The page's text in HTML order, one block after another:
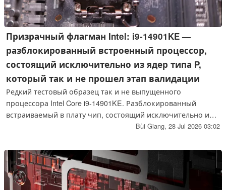
Призрачный флагман Intel: i9-14901KE —
разблокированный встроенный процессор,
состоящий исключительно из ядер типа P,
который так и не прошел этап валидации
Редкий тестовый образец так и не выпущенного
процессора Intel Core i9-14901KE. Разблокированный
встраиваемый в плату чип, состоящий исключительно из
ядер типа P, который по производительности во многом
ядрами типа E. Тестирование показало скромный прирост
при разгоне и отсутствие каких-либо особых преимуществ
кристалла, в результате чего этот заброшенный процессор
представляет собой скорее курьез из линейки Raptor Lake,
Bùi Giang, 28 Jul 2026 03:02